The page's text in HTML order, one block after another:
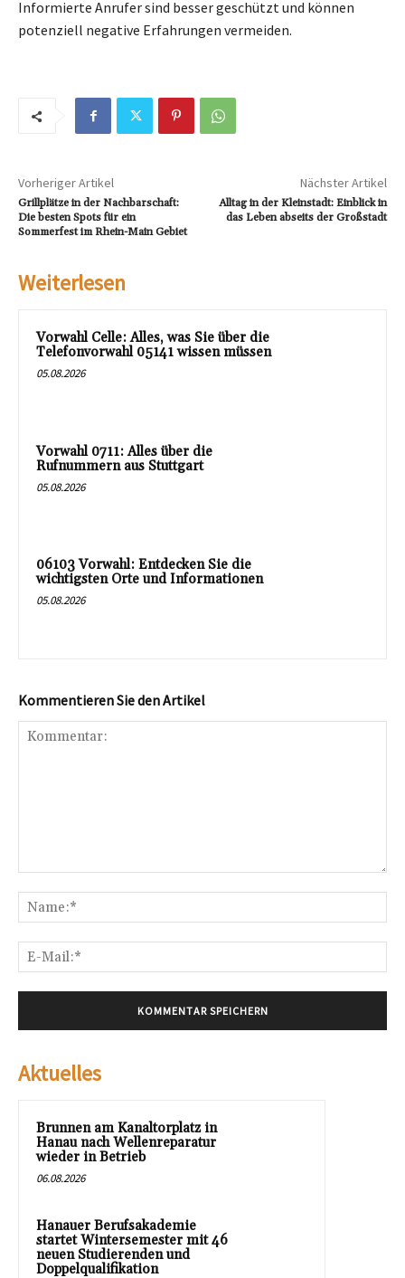
Informierte Anrufer sind besser geschützt und können
potenziell negative Erfahrungen vermeiden.
Vorheriger Artikel
Grillplätze in der Nachbarschaft:
Die besten Spots für ein
Sommerfest im Rhein-Main Gebiet
Nächster Artikel
Alltag in der Kleinstadt: Einblick in
das Leben abseits der Großstadt
Weiterlesen
Vorwahl Celle: Alles, was Sie über die
Telefonvorwahl 05141 wissen müssen
05.08.2026
Vorwahl 0711: Alles über die
Rufnummern aus Stuttgart
05.08.2026
06103 Vorwahl: Entdecken Sie die
wichtigsten Orte und Informationen
05.08.2026
Kommentieren Sie den Artikel
Aktuelles
Brunnen am Kanaltorplatz in
Hanau nach Wellenreparatur
wieder in Betrieb
06.08.2026
Hanauer Berufsakademie
startet Wintersemester mit 46
neuen Studierenden und
Doppelqualifikation